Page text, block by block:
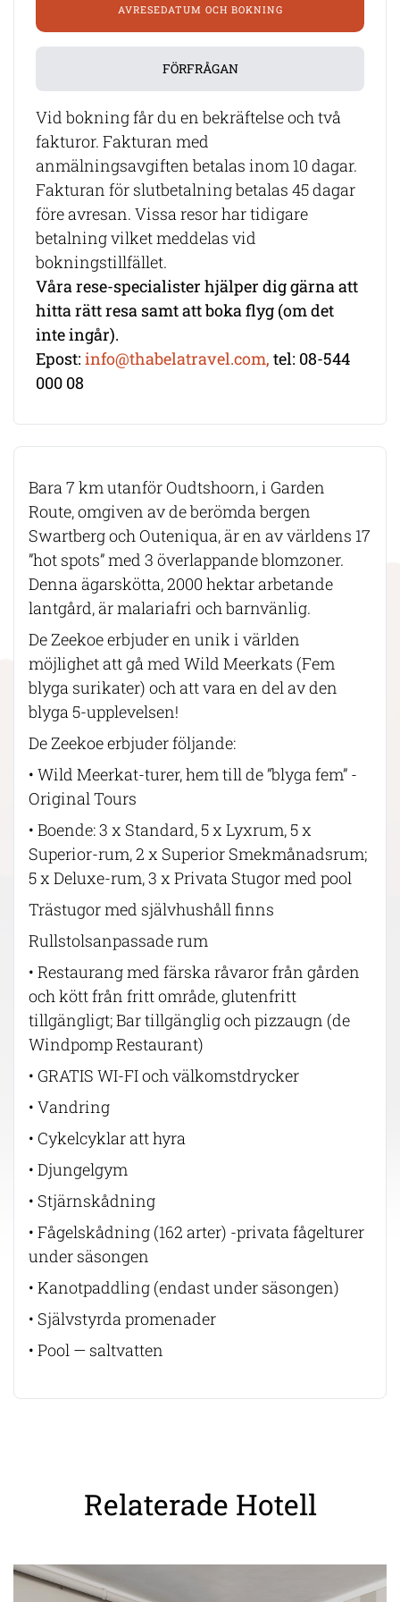
AVRESEDATUM OCH BOKNING
FÖRFRÅGAN
Vid bokning får du en bekräftelse och två
fakturor. Fakturan med
anmälningsavgiften betalas inom 10 dagar.
Fakturan för slutbetalning betalas 45 dagar
före avresan. Vissa resor har tidigare
betalning vilket meddelas vid
bokningstillfället.
Våra rese-specialister hjälper dig gärna att
hitta rätt resa samt att boka flyg (om det
inte ingår).
Epost: info@thabelatravel.com, tel: 08-544
000 08
Bara 7 km utanför Oudtshoorn, i Garden
Route, omgiven av de berömda bergen
Swartberg och Outeniqua, är en av världens 17
”hot spots” med 3 överlappande blomzoner.
Denna ägarskötta, 2000 hektar arbetande
lantgård, är malariafri och barnvänlig.
De Zeekoe erbjuder en unik i världen
möjlighet att gå med Wild Meerkats (Fem
blyga surikater) och att vara en del av den
blyga 5-upplevelsen!
De Zeekoe erbjuder följande:
• Wild Meerkat-turer, hem till de ”blyga fem” -
Original Tours
• Boende: 3 x Standard, 5 x Lyxrum, 5 x
Superior-rum, 2 x Superior Smekmånadsrum;
5 x Deluxe-rum, 3 x Privata Stugor med pool
Trästugor med självhushåll finns
Rullstolsanpassade rum
• Restaurang med färska råvaror från gården
och kött från fritt område, glutenfritt
tillgängligt; Bar tillgänglig och pizzaugn (de
Windpomp Restaurant)
• GRATIS WI-FI och välkomstdrycker
• Vandring
• Cykelcyklar att hyra
• Djungelgym
• Stjärnskådning
• Fågelskådning (162 arter) -privata fågelturer
under säsongen
• Kanotpaddling (endast under säsongen)
• Självstyrda promenader
• Pool — saltvatten
Relaterade Hotell